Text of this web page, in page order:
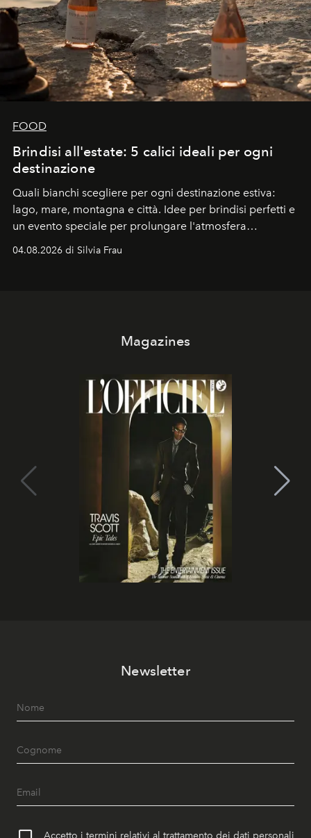
FOOD
Brindisi all'estate: 5 calici ideali per ogni
destinazione
Quali bianchi scegliere per ogni destinazione estiva:
lago, mare, montagna e città. Idee per brindisi perfetti e
un evento speciale per prolungare l'atmosfera
04.08.2026 di Silvia Frau
Magazines
Newsletter
Accetto i termini relativi al trattamento dei dati personali